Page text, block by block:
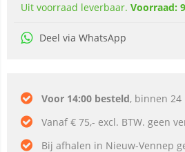
Uit voorraad leverbaar. Voorraad: 9
Deel via WhatsApp
Voor 14:00 besteld, binnen
Vanaf € 75,- excl. BTW. geen
Bij afhalen in Nieuw-Vennep